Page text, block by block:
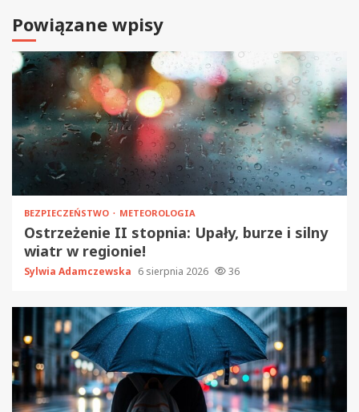
Powiązane wpisy
BEZPIECZEŃSTWO METEOROLOGIA
Ostrzeżenie II stopnia: Upały, burze i silny
wiatr w regionie!
Sylwia Adamczewska 6 sierpnia 2026 36